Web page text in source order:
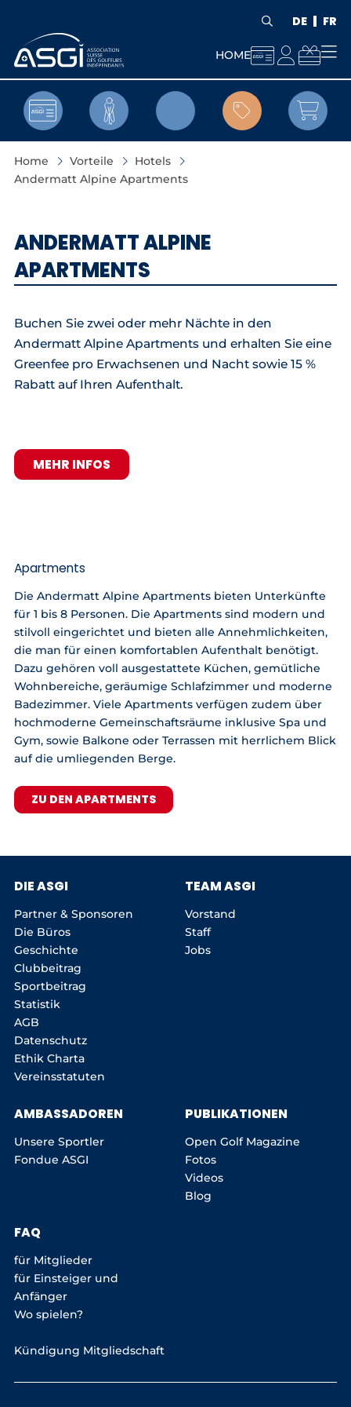
 DE FR
HOME  
 
Home Vorteile
Hotels
Andermatt Alpine Apartments
ANDERMATT ALPINE
APARTMENTS
Buchen Sie zwei oder mehr Nächte in den
Andermatt Alpine Apartments und erhalten Sie eine
Greenfee pro Erwachsenen und Nacht sowie 15 %
Rabatt auf Ihren Aufenthalt.
MEHR INFOS
Apartments
Die Andermatt Alpine Apartments bieten Unterkünfte
für 1 bis 8 Personen. Die Apartments sind modern und
stilvoll eingerichtet und bieten alle Annehmlichkeiten,
die man für einen komfortablen Aufenthalt benötigt.
Dazu gehören voll ausgestattete Küchen, gemütliche
Wohnbereiche, geräumige Schlafzimmer und moderne
Badezimmer. Viele Apartments verfügen zudem über
hochmoderne Gemeinschaftsräume inklusive Spa und
Gym, sowie Balkone oder Terrassen mit herrlichem Blick
auf die umliegenden Berge.
ZU DEN APARTMENTS
DIE ASGI
Partner & Sponsoren
Die Büros
Geschichte
Clubbeitrag
Sportbeitrag
Statistik
AGB
Datenschutz
Ethik Charta
Vereinsstatuten
TEAM ASGI
Vorstand
Staff
Jobs
AMBASSADOREN
Unsere Sportler
Fondue ASGI
PUBLIKATIONEN
Open Golf Magazine
Fotos
Videos
Blog
FAQ
für Mitglieder
für Einsteiger und
Anfänger
Wo spielen?
Kündigung Mitgliedschaft